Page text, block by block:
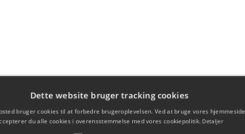
Dette website bruger tracking cookies
bruger cookies til at forbedre brugeroplevelsen. Ved at bruge vores hjemmeside
du alle cookies i overensstemmelse med vores cookiepolitik. Detaljer